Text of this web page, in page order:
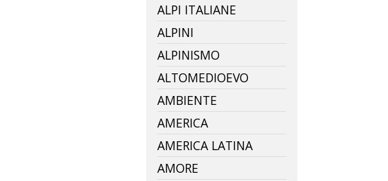
ALPI ITALIANE
ALPINI
ALPINISMO
ALTOMEDIOEVO
AMBIENTE
AMERICA
AMERICA LATINA
AMORE